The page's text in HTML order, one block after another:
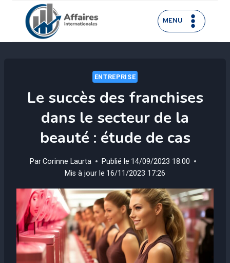
contenu
MENU
ENTREPRISE
Le succès des franchises
dans le secteur de la
beauté : étude de cas
ParCorinne Laurta Publié le 14/09/2023 18:00
Mis à jour le 16/11/2023 17:26